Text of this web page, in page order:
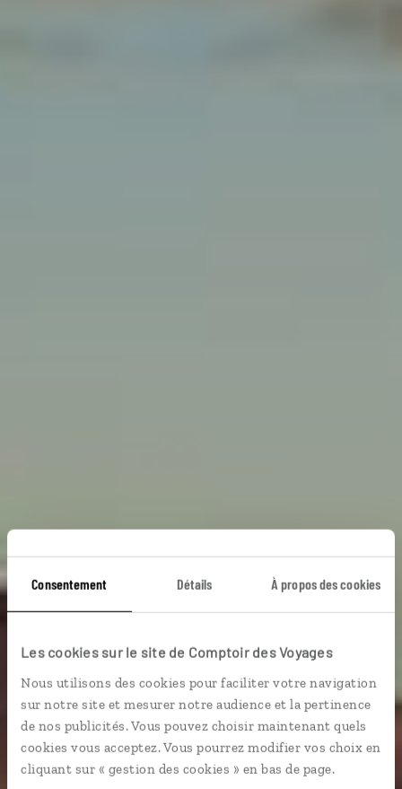
Consentement Détails À propos des cookies
Les cookies sur le site de Comptoir des Voyages
Nous utilisons des cookies pour faciliter votre navigation
sur notre site et mesurer notre audience et la pertinence
de nos publicités. Vous pouvez choisir maintenant quels
cookies vous acceptez. Vous pourrez modifier vos choix en
cliquant sur « gestion des cookies » en bas de page.
Namibie infinie
Tour complet de la Namibie : Etosha, Damaraland,
désert du Kalahari...
Grands espaces